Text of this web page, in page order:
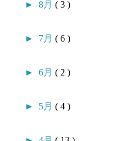
►8月( 3 )
► 7月( 6 )
►6月( 2 )
► 5月( 4 )